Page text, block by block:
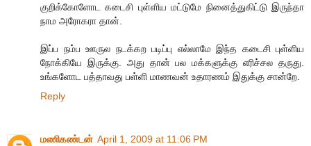
குறிக்கோளோட கடைசி புள்ளிய மட்டுமே நினைத்துகிட்டு இருந்தா
நாம அரோகரா தான்.
இப்ப நம்ப ஊருல நடக்கற படிப்பு எல்லாமே இந்த கடைசி புள்ளிய
நோக்கியே இருக்கு. அது தான் பல மக்களுக்கு எரிச்சல தருது.
உங்களோட பத்தாவது பள்ளி மாணவன் உதாரணம் இதுக்கு சான்றே.
Reply
மணிகண்டன் April 1, 2009 at 11:06 PM